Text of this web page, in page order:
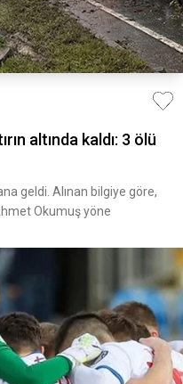
altında kaldı: 3 ölü
geldi. Alınan bilgiye göre,
Okumuş yöne